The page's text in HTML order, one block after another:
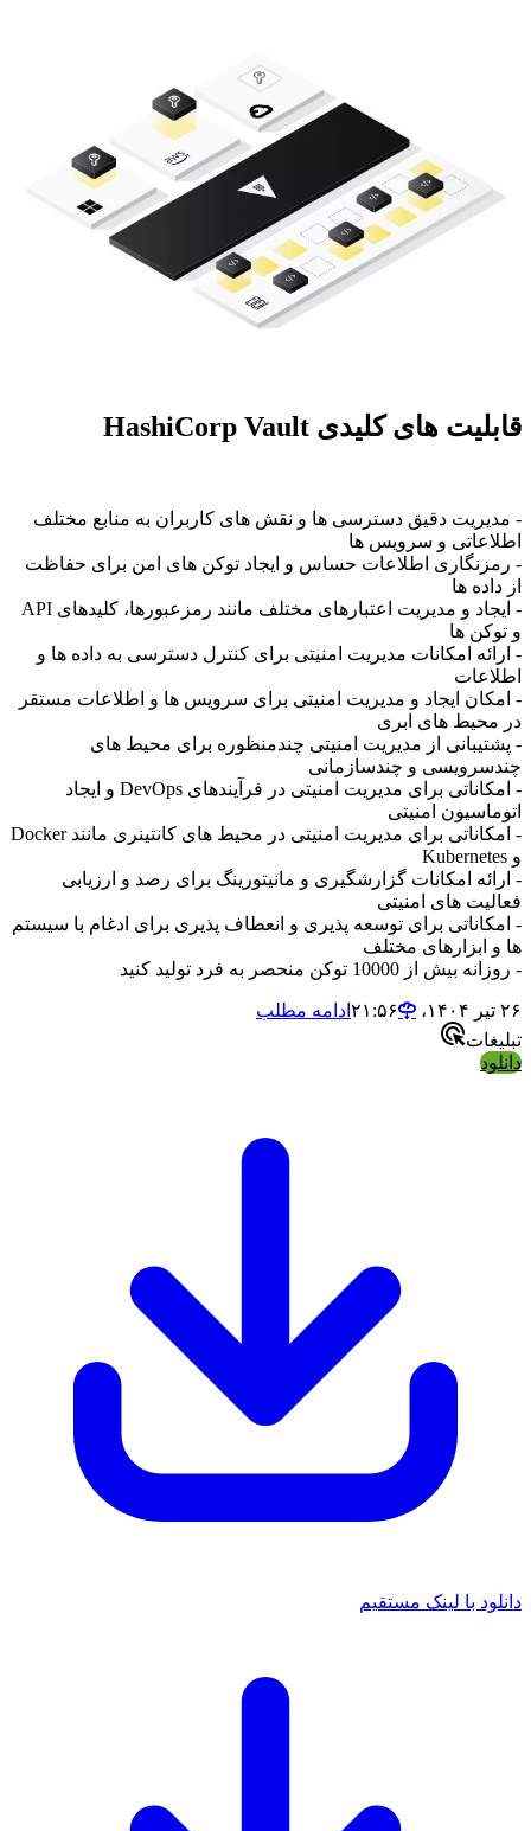
قابلیت های کلیدی HashiCorp Vault
- مدیریت دقیق دسترسی ها و نقش های کاربران به منابع مختلف
اطلاعاتی و سرویس ها
- رمزنگاری اطلاعات حساس و ایجاد توکن های امن برای حفاظت
از داده ها
- ایجاد و مدیریت اعتبارهای مختلف مانند رمزعبورها، کلیدهای API
و توکن ها
- ارائه امکانات مدیریت امنیتی برای کنترل دسترسی به داده ها و
اطلاعات
- امکان ایجاد و مدیریت امنیتی برای سرویس ها و اطلاعات مستقر
در محیط های ابری
- پشتیبانی از مدیریت امنیتی چندمنظوره برای محیط های
چندسرویسی و چندسازمانی
- امکاناتی برای مدیریت امنیتی در فرآیندهای DevOps و ایجاد
اتوماسیون امنیتی
- امکاناتی برای مدیریت امنیتی در محیط های کانتینری مانند Docker
و Kubernetes
- ارائه امکانات گزارشگیری و مانیتورینگ برای رصد و ارزیابی
فعالیت های امنیتی
- امکاناتی برای توسعه پذیری و انعطاف پذیری برای ادغام با سیستم
ها و ابزارهای مختلف
- روزانه بیش از 10000 توکن منحصر به فرد تولید کنید
۲۶ تیر ۱۴۰۴،‏ ۲۱:۵۶
ادامه مطلب
تبلیغات
دانلود
دانلود با لینک مستقیم